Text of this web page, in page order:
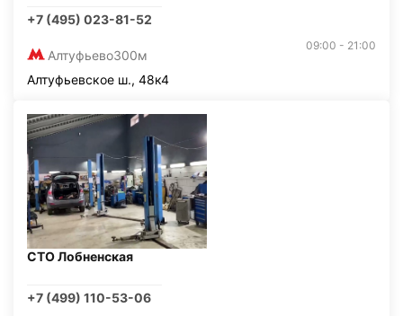
+7 (495) 023-81-52
Алтуфьево300м
09:00 - 21:00
Алтуфьевское ш., 48к4
СТО Лобненская
+7 (499) 110-53-06